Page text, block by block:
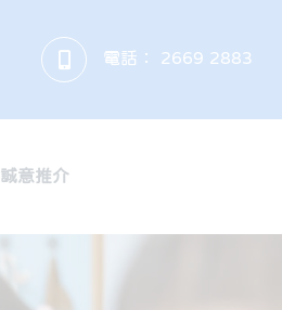
電話： 2669 2883
誠意推介